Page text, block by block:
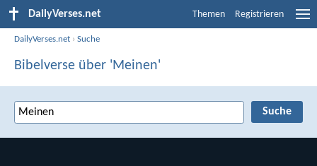
DailyVerses.net Themen Registrieren
DailyVerses.net ›Suche
Bibelverse über 'Meinen'